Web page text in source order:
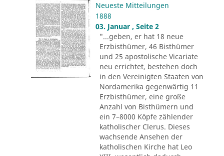
Neueste Mitteilungen
1888
03. Januar , Seite 2
"...geben, er hat 18 neue
Erzbisthümer, 46 Bisthümer
und 25 apostolische Vicariate
neu errichtet, bestehen doch
in den Vereinigten Staaten von
Nordamerika gegenwärtig 11
Erzbisthümer, eine große
Anzahl von Bisthümern und
ein 7–8000 Köpfe zählender
katholischer Clerus. Dieses
wachsende Ansehen der
katholischen Kirche hat Leo